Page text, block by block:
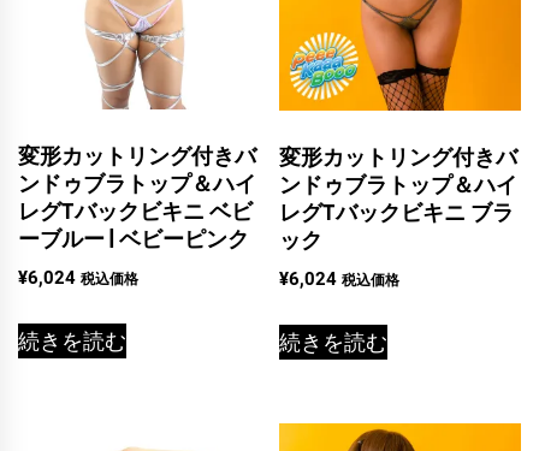
変形カットリング付きバ
ンドゥブラトップ＆ハイ
レグTバックビキニ ベビ
ーブルー | ベビーピンク
¥6,024 税込価格
続きを読む
変形カットリング付きバ
ンドゥブラトップ＆ハイ
レグTバックビキニ ブラ
ック
¥6,024 税込価格
続きを読む